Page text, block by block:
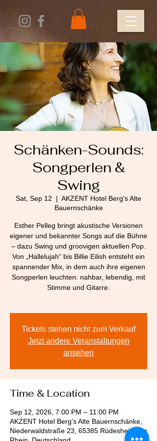
Schänken-Sounds:
Songperlen &
Swing
Sat, Sep 12
  |
AKZENT Hotel Berg's Alte
Bauernschänke
Esther Pelleg bringt akustische Versionen
eigener und bekannter Songs auf die Bühne
– dazu Swing und groovigen aktuellen Pop.
Von „Hallelujah“ bis Billie Eilish entsteht ein
spannender Mix, in dem auch ihre eigenen
Songperlen leuchten: nahbar, lebendig, mit
Stimme und Gitarre.
Tickets stehen nicht zum Verkauf
Jetzt andere Veranstaltungen
ansehen
Time & Location
Sep 12, 2026, 7:00 PM – 11:00 PM
AKZENT Hotel Berg's Alte Bauernschänke,
Niederwaldstraße 23, 65385 Rüdesheim am